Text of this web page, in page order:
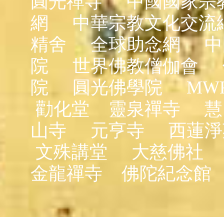
網
中華宗教文化交流
精舍
全球助念網
院
世界佛教僧伽會
院
圓光佛學院
勸化堂
靈泉禪寺
山寺
元亨寺
西蓮
文殊講堂
大慈佛社
金龍禪寺
佛陀紀念館